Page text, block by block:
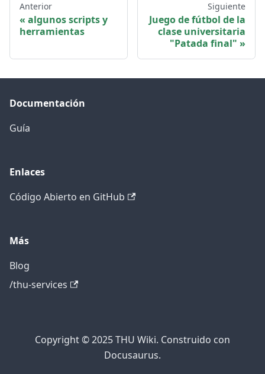
Anterior
algunos scripts y
herramientas
Siguiente
Juego de fútbol de la
clase universitaria
"Patada final"
Documentación
Guía
Enlaces
Código Abierto en GitHub
Más
Blog
/thu-services
Copyright © 2025 THU Wiki. Construido con
Docusaurus.